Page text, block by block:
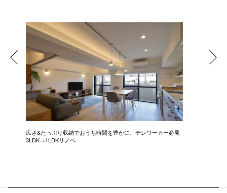
広さ&たっぷり収納でおうち時間を豊かに、テレワーカー必見
3LDK→1LDKリノベ